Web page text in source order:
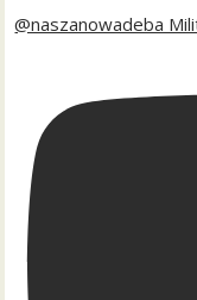
@naszanowadeba